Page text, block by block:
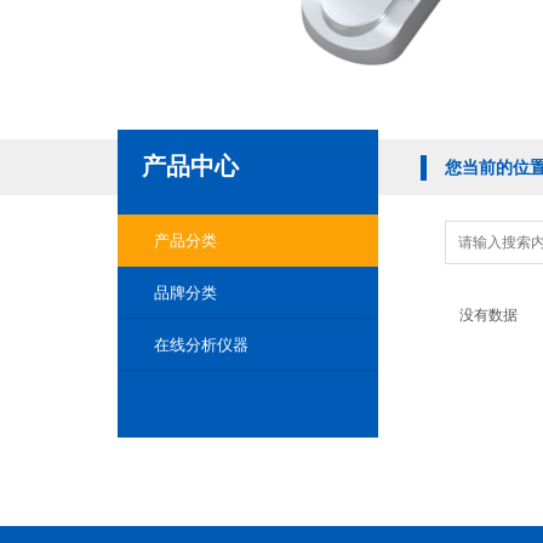
产品中心
产品分类
品牌分类
在线分析仪器
您当前的位
没有数据